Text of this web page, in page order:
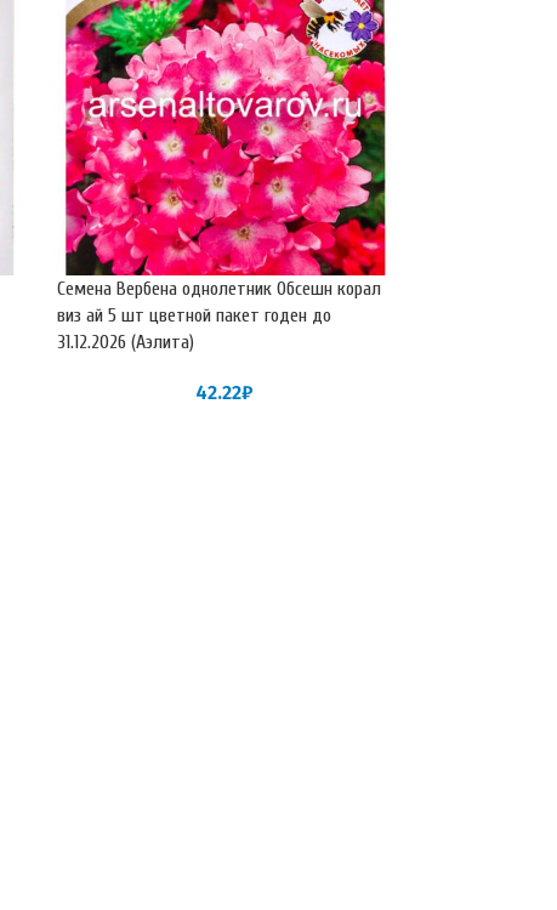
Семена Вербена однолетник Обсешн корал
виз ай 5 шт цветной пакет годен до
31.12.2026 (Аэлита)
42.22₽